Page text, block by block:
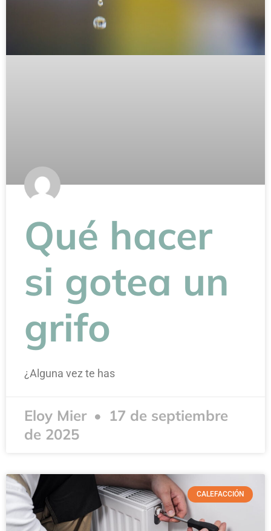
Qué hacer
si gotea un
grifo
¿Alguna vez te has
Eloy Mier
17 de septiembre
de 2025
CALEFACCIÓN